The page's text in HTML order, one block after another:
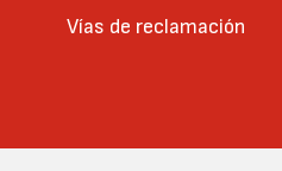
Vías de reclamación